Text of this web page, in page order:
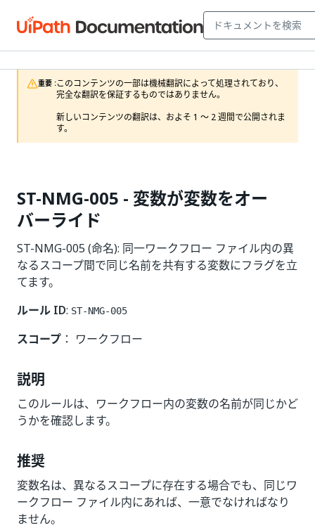
重要 :このコンテンツの一部は機械翻訳によって処理されており、
完全な翻訳を保証するものではありません。
新しいコンテンツの翻訳は、およそ 1 ～ 2 週間で公開されま
す。
ST-NMG-005 - 変数が変数をオー
バーライド
ST-NMG-005 (命名): 同一ワークフロー ファイル内の異
なるスコープ間で同じ名前を共有する変数にフラグを立
てます。
ルール ID: ST-NMG-005
スコープ ： ワークフロー
説明
このルールは、ワークフロー内の変数の名前が同じかど
うかを確認します。
推奨
変数名は、異なるスコープに存在する場合でも、同じワ
ークフロー ファイル内にあれば、一意でなければなり
ません。